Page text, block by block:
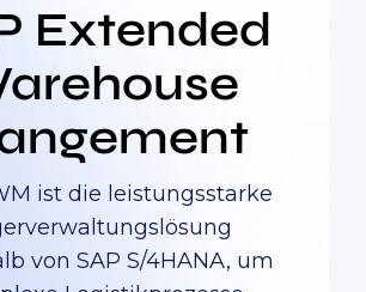
Extended
ist die leistungsstarke
von SAP S/4HANA, um